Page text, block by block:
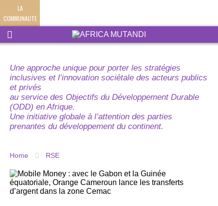
LA
COMMUNAUTE
Une approche unique pour porter les stratégies
inclusives et l’innovation sociétale des acteurs publics
et privés
au service des Objectifs du Développement Durable
(ODD) en Afrique.
Une initiative globale à l’attention des parties
prenantes du développement du continent.
Home RSE